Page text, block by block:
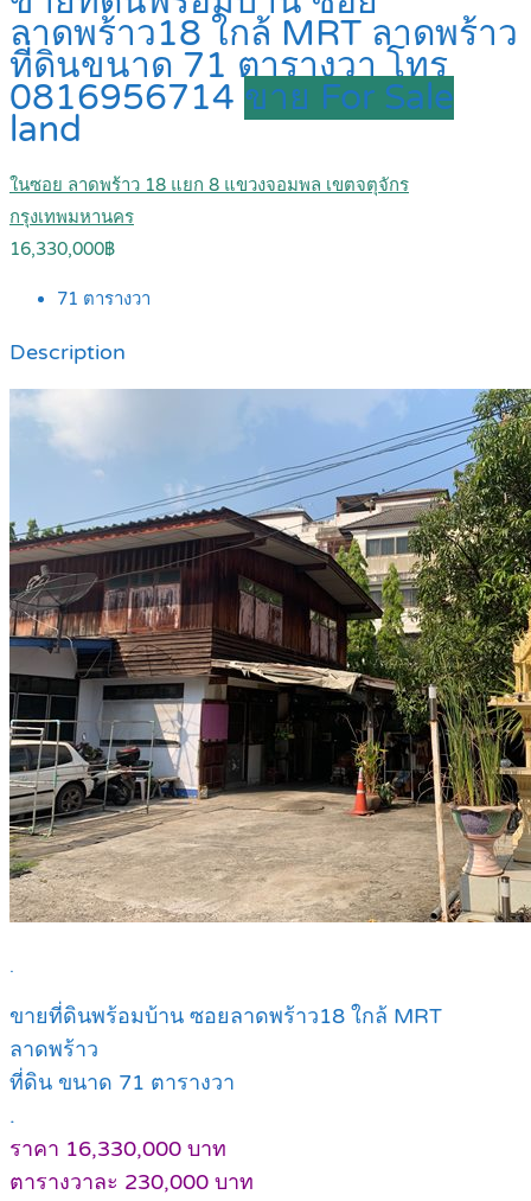
ลาดพร้าว18 ใกล้ MRT ลาดพร้าว
ที่ดินขนาด 71 ตารางวา โทร
0816956714 ขาย For Sale
land
ในซอย ลาดพร้าว 18 แยก 8 แขวงจอมพล เขตจตุจักร
กรุงเทพมหานคร
16,330,000฿
71 ตารางวา
Description
.
ขายที่ดินพร้อมบ้าน ซอยลาดพร้าว18 ใกล้ MRT
ลาดพร้าว
ที่ดิน ขนาด 71 ตารางวา
.
ราคา 16,330,000 บาท
ตารางวาละ 230,000 บาท